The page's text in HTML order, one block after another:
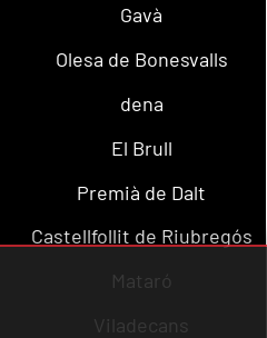
Gavà
Olesa de Bonesvalls
dena
El Brull
Premià de Dalt
Castellfollit de Riubregós
Mataró
Viladecans